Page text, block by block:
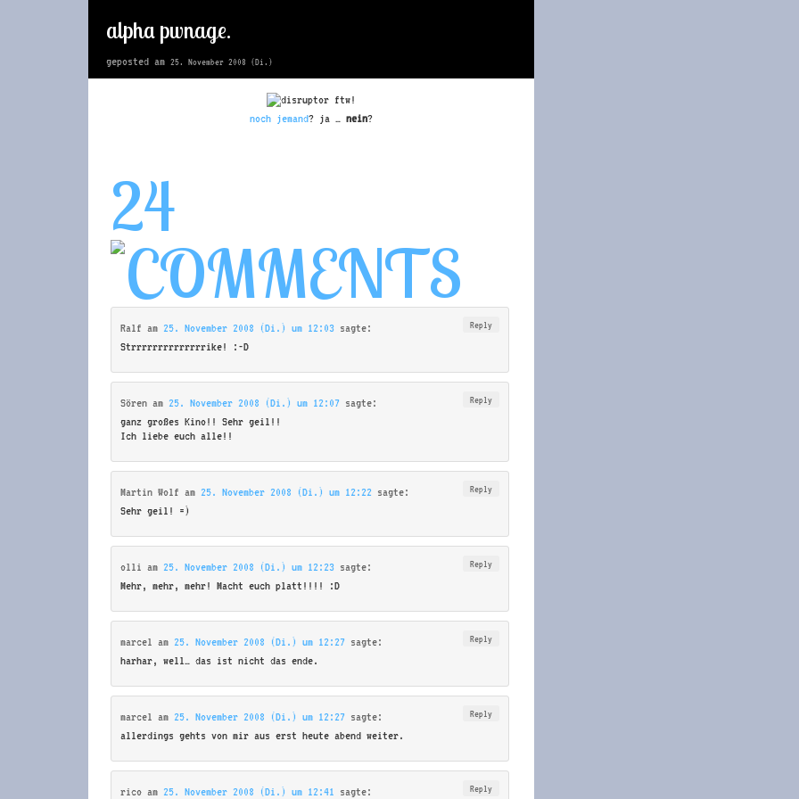
alpha pwnage.
geposted am 25. November 2008 (Di.)
noch jemand? ja … nein?
24
Ralf am 25. November 2008 (Di.) um 12:03 sagte: Reply
Strrrrrrrrrrrrrrike! :-D
Sören am 25. November 2008 (Di.) um 12:07 sagte: Reply
ganz großes Kino!! Sehr geil!!
Ich liebe euch alle!!
Martin Wolf am 25. November 2008 (Di.) um 12:22 sagte: Reply
Sehr geil! =)
olli am 25. November 2008 (Di.) um 12:23 sagte: Reply
Mehr, mehr, mehr! Macht euch platt!!!! :D
marcel am 25. November 2008 (Di.) um 12:27 sagte: Reply
harhar, well… das ist nicht das ende.
marcel am 25. November 2008 (Di.) um 12:27 sagte: Reply
allerdings gehts von mir aus erst heute abend weiter.
rico am 25. November 2008 (Di.) um 12:41 sagte: Reply